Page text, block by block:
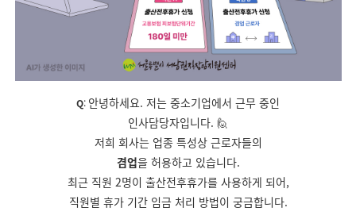
Q: 안녕하세요. 저는 중소기업에서 근무 중인
인사담당자입니다. 🙋
저희 회사는 업종 특성상 근로자들의
겸업을 허용하고 있습니다.
최근 직원 2명이 출산전후휴가를 사용하게 되어,
직원별 휴가 기간 임금 처리 방법이 궁금합니다.